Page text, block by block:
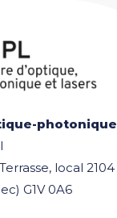
photonique
local 2104
G1V 0A6